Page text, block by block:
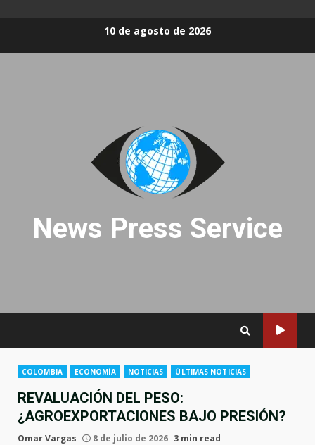
10 de agosto de 2026
News Press Service
COLOMBIA ECONOMÍA NOTICIAS ÚLTIMAS NOTICIAS
REVALUACIÓN DEL PESO:
¿AGROEXPORTACIONES BAJO PRESIÓN?
Omar Vargas 8 de julio de 2026 3 min read